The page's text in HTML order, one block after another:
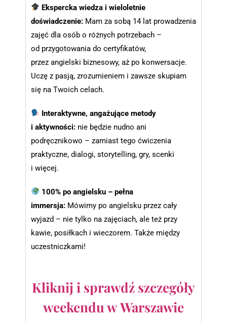
Ekspercka wiedza i wieloletnie
doświadczenie: Mam za sobą 14 lat prowadzenia
zajęć dla osób o różnych potrzebach –
od przygotowania do certyfikatów,
przez angielski biznesowy, aż po konwersacje.
Uczę z pasją, zrozumieniem i zawsze skupiam
się na Twoich celach.
Interaktywne, angażujące metody
i aktywności: nie będzie nudno ani
podręcznikowo – zamiast tego ćwiczenia
praktyczne, dialogi, storytelling, gry, scenki
i więcej.
100% po angielsku – pełna
immersja: Mówimy po angielsku przez cały
wyjazd – nie tylko na zajęciach, ale też przy
kawie, posiłkach i wieczorem. Także między
uczestniczkami!
Kliknij i sprawdź szczegóły
weekendu w Warszawie